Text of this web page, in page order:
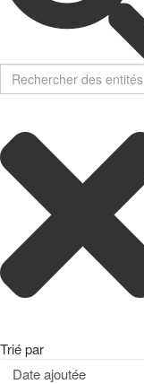
Trié par
Date ajoutée